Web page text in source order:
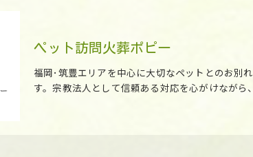
ペット訪問火葬ポピー
福岡･筑豊エリアを中心に大切なペットとのお別
す。宗教法人として信頼ある対応を心がけながら